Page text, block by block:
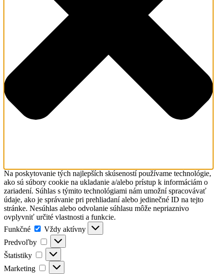
Na poskytovanie tých najlepších skúseností používame technológie,
ako sú súbory cookie na ukladanie a/alebo prístup k informáciám o
zariadení. Súhlas s týmito technológiami nám umožní spracovávať
údaje, ako je správanie pri prehliadaní alebo jedinečné ID na tejto
stránke. Nesúhlas alebo odvolanie súhlasu môže nepriaznivo
ovplyvniť určité vlastnosti a funkcie.
Funkčné
Funkčné
Vždy aktívny
Predvoľby
Predvoľby
Štatistiky Štatistiky
Marketing Marketing